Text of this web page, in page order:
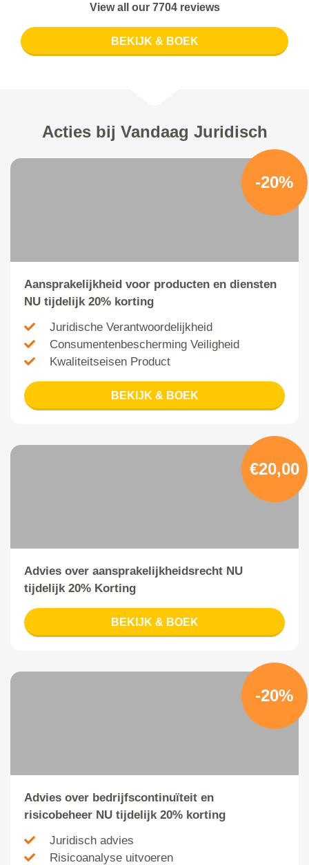
View all our 7704 reviews
BEKIJK & BOEK
Acties bij Vandaag Juridisch
-20%
Aansprakelijkheid voor producten en diensten
NU tijdelijk 20% korting
Juridische Verantwoordelijkheid
Consumentenbescherming Veiligheid
Kwaliteitseisen Product
BEKIJK & BOEK
€20,00
Advies over aansprakelijkheidsrecht NU
tijdelijk 20% Korting
BEKIJK & BOEK
-20%
Advies over bedrijfscontinuïteit en
risicobeheer NU tijdelijk 20% korting
Juridisch advies
Risicoanalyse uitvoeren